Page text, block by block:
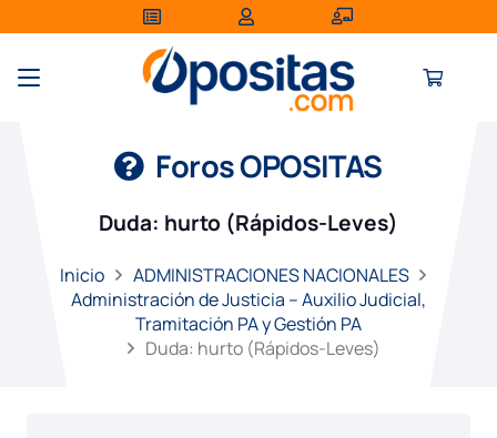
Foros OPOSITAS
Duda: hurto (Rápidos-Leves)
Inicio
ADMINISTRACIONES NACIONALES
Administración de Justicia – Auxilio Judicial,
Tramitación PA y Gestión PA
Duda: hurto (Rápidos-Leves)